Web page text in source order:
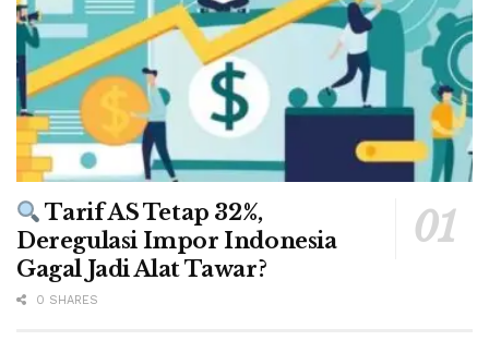
Tarif AS Tetap 32%,
Deregulasi Impor Indonesia
Gagal Jadi Alat Tawar?
0 SHARES